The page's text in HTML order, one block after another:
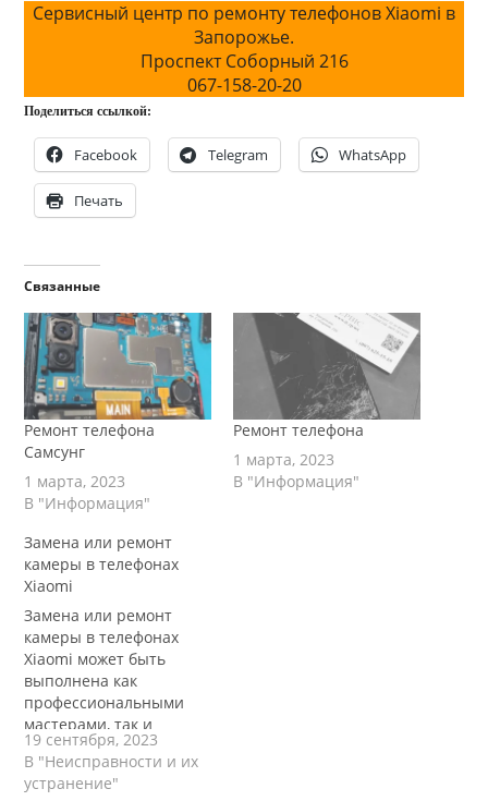
Сервисный центр по ремонту телефонов Xiaomi в
Запорожье.
Проспект Соборный 216
067-158-20-20
Поделиться ссылкой:
Facebook Telegram WhatsApp
Печать
Связанные
Ремонт телефона
Самсунг
1 марта, 2023
В "Информация"
Ремонт телефона
1 марта, 2023
В "Информация"
Замена или ремонт
камеры в телефонах
Xiaomi
Замена или ремонт
камеры в телефонах
Xiaomi может быть
выполнена как
профессиональными
мастерами, так и
самостоятельно, если у
вас есть
соответствующие
19 сентября, 2023
В "Неисправности и их
устранение"